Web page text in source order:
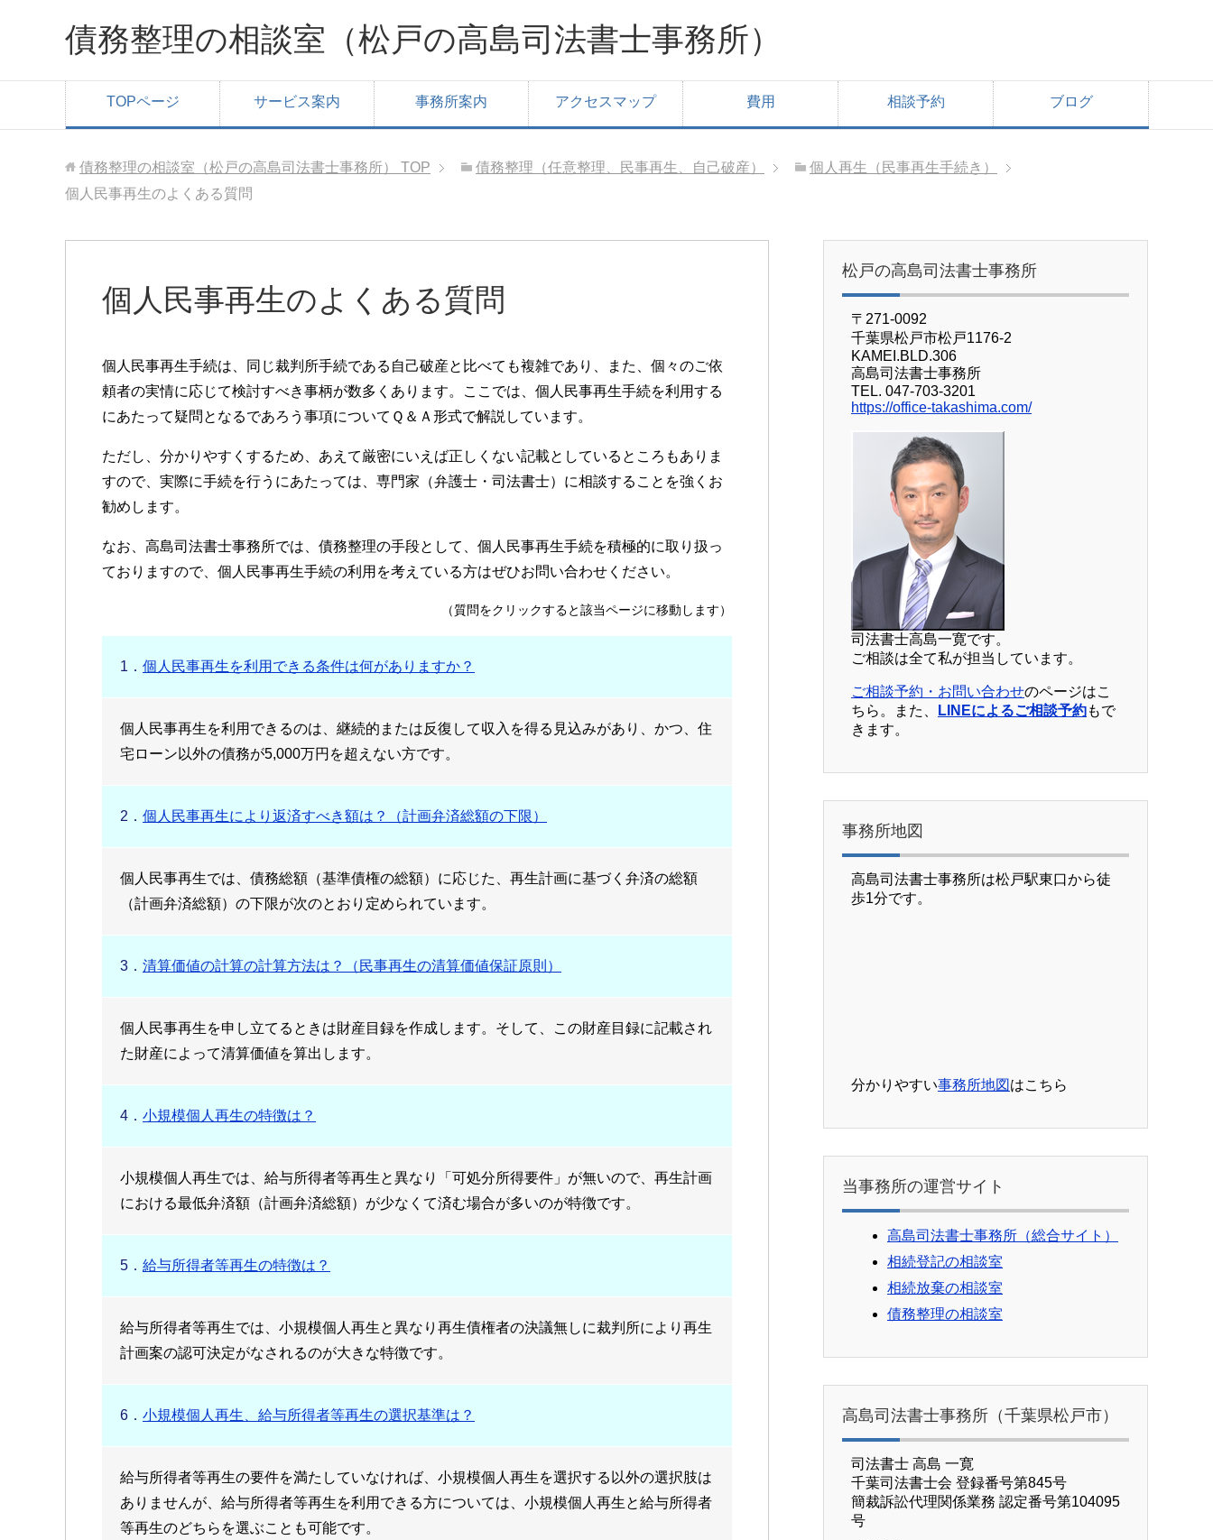
債務整理の相談室（松戸の高島司法書士事務所）
TOPページ サービス案内 事務所案内 アクセスマップ 費用 相談予約 ブログ
債務整理の相談室（松戸の高島司法書士事務所） TOP 債務整理（任意整理、民事再生、自己破産）
個人再生（民事再生手続き）
個人民事再生のよくある質問
個人民事再生のよくある質問
個人民事再生手続は、同じ裁判所手続である自己破産と比べても複雑であり、また、個々のご依
頼者の実情に応じて検討すべき事柄が数多くあります。ここでは、個人民事再生手続を利用する
にあたって疑問となるであろう事項についてＱ＆Ａ形式で解説しています。
ただし、分かりやすくするため、あえて厳密にいえば正しくない記載としているところもありま
すので、実際に手続を行うにあたっては、専門家（弁護士・司法書士）に相談することを強くお
勧めします。
なお、高島司法書士事務所では、債務整理の手段として、個人民事再生手続を積極的に取り扱っ
ておりますので、個人民事再生手続の利用を考えている方はぜひお問い合わせください。
（質問をクリックすると該当ページに移動します）
1． 個人民事再生を利用できる条件は何がありますか？
個人民事再生を利用できるのは、継続的または反復して収入を得る見込みがあり、かつ、住
宅ローン以外の債務が5,000万円を超えない方です。
2． 個人民事再生により返済すべき額は？（計画弁済総額の下限）
個人民事再生では、債務総額（基準債権の総額）に応じた、再生計画に基づく弁済の総額
（計画弁済総額）の下限が次のとおり定められています。
3． 清算価値の計算の計算方法は？（民事再生の清算価値保証原則）
個人民事再生を申し立てるときは財産目録を作成します。そして、この財産目録に記載され
た財産によって清算価値を算出します。
4． 小規模個人再生の特徴は？
小規模個人再生では、給与所得者等再生と異なり「可処分所得要件」が無いので、再生計画
における最低弁済額（計画弁済総額）が少なくて済む場合が多いのが特徴です。
5． 給与所得者等再生の特徴は？
給与所得者等再生では、小規模個人再生と異なり再生債権者の決議無しに裁判所により再生
計画案の認可決定がなされるのが大きな特徴です。
6． 小規模個人再生、給与所得者等再生の選択基準は？
給与所得者等再生の要件を満たしていなければ、小規模個人再生を選択する以外の選択肢は
ありませんが、給与所得者等再生を利用できる方については、小規模個人再生と給与所得者
等再生のどちらを選ぶことも可能です。
松戸の高島司法書士事務所
〒271-0092
千葉県松戸市松戸1176-2
KAMEI.BLD.306
高島司法書士事務所
TEL. 047-703-3201
https://office-takashima.com/
司法書士高島一寛です。
ご相談は全て私が担当しています。
ご相談予約・お問い合わせのページはこ
ちら。また、
LINEによるご相談予約もで
きます。
事務所地図
高島司法書士事務所は松戸駅東口から徒
歩1分です。
分かりやすい事務所地図 はこちら
当事務所の運営サイト
高島司法書士事務所（総合サイト）
相続登記の相談室
相続放棄の相談室
債務整理の相談室
高島司法書士事務所（千葉県松戸市）
司法書士 高島 一寛
千葉司法書士会 登録番号第845号
簡裁訴訟代理関係業務 認定番号第104095
号